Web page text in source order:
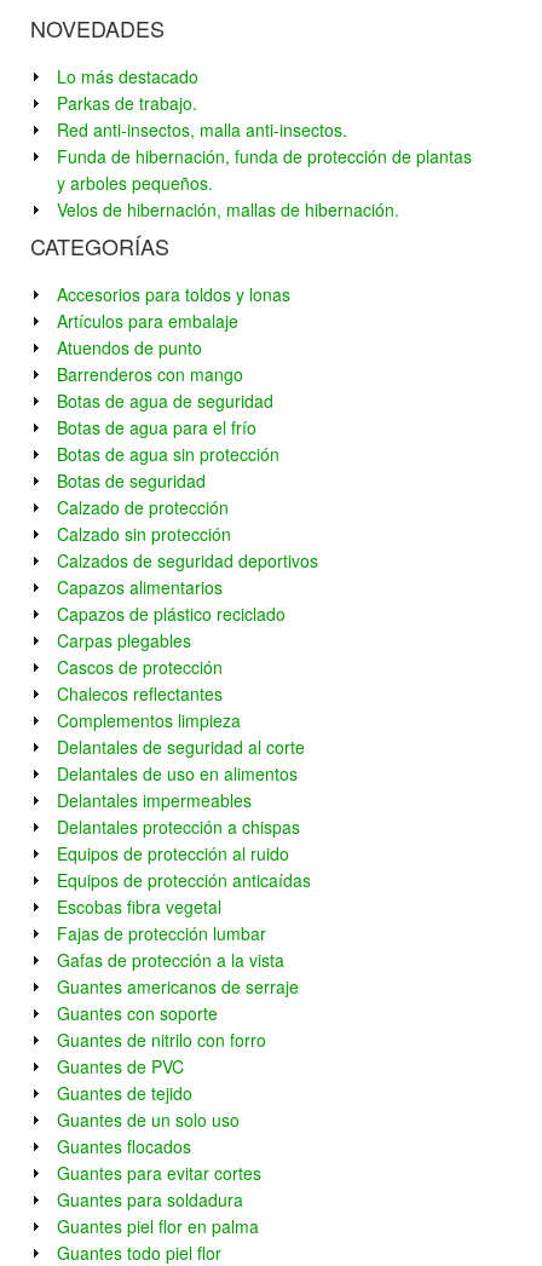
NOVEDADES
Lo más destacado
Parkas de trabajo.
Red anti-insectos, malla anti-insectos.
Funda de hibernación, funda de protección de plantas
y arboles pequeños.
Velos de hibernación, mallas de hibernación.
CATEGORÍAS
Accesorios para toldos y lonas
Artículos para embalaje
Atuendos de punto
Barrenderos con mango
Botas de agua de seguridad
Botas de agua para el frío
Botas de agua sin protección
Botas de seguridad
Calzado de protección
Calzado sin protección
Calzados de seguridad deportivos
Capazos alimentarios
Capazos de plástico reciclado
Carpas plegables
Cascos de protección
Chalecos reflectantes
Complementos limpieza
Delantales de seguridad al corte
Delantales de uso en alimentos
Delantales impermeables
Delantales protección a chispas
Equipos de protección al ruido
Equipos de protección anticaídas
Escobas fibra vegetal
Fajas de protección lumbar
Gafas de protección a la vista
Guantes americanos de serraje
Guantes con soporte
Guantes de nitrilo con forro
Guantes de PVC
Guantes de tejido
Guantes de un solo uso
Guantes flocados
Guantes para evitar cortes
Guantes para soldadura
Guantes piel flor en palma
Guantes todo piel flor